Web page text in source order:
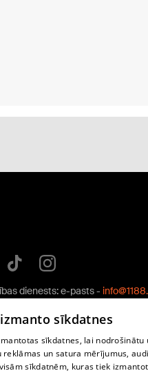
dienests: e-pasts -
2026 SIA HELIO MEDIA.
sīkdatnes
sīkdatnes, lai
un satura mērījumus,
sīkdatnēm, kuras tiek